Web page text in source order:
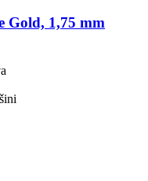
Gold, 1,75 mm